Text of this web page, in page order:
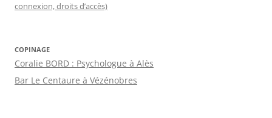
connexion, droits d’accès)
COPINAGE
Coralie BORD : Psychologue à Alès
Bar Le Centaure à Vézénobres